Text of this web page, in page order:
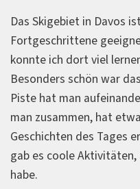
Das Skigebiet in Davos
Fortgeschrittene
konnte ich dort viel
Besonders schön war
Piste hat man
man zusammen, hat
Geschichten des Tages
gab es coole
habe.